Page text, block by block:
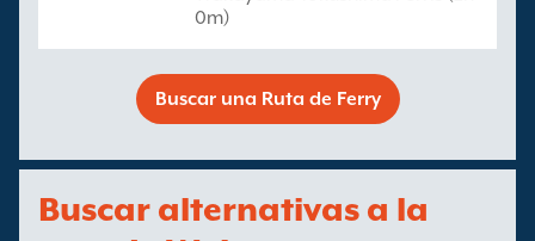
0m)
Buscar una Ruta de Ferry
Buscar alternativas a la